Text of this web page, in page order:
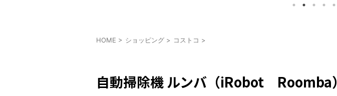
HOME > ショッピング > コストコ >
自動掃除機 ルンバ（iRobot Roomba）